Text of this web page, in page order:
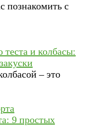
познакомить с
теста и колбасы:
– это
9 простых